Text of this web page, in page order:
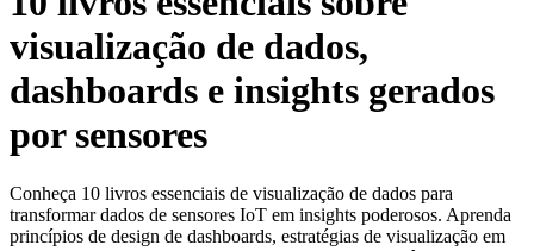
visualização de dados,
dashboards e insights gerados
por sensores
Conheça 10 livros essenciais de visualização de dados para
transformar dados de sensores IoT em insights poderosos. Aprenda
princípios de design de dashboards, estratégias de visualização em